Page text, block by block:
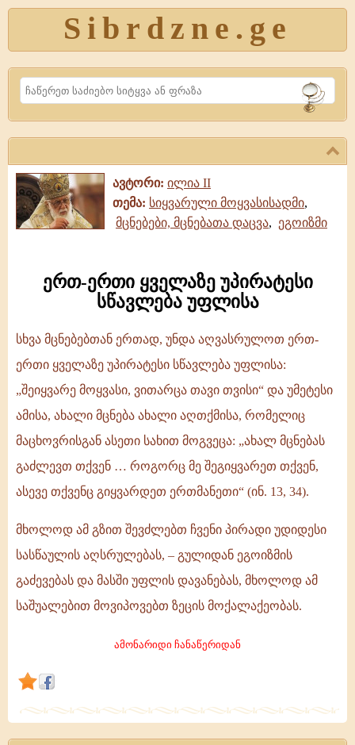
Sibrdzne.ge
Search
ავტორი: ილია II
თემა: სიყვარული მოყვასისადმი,
მცნებები, მცნებათა დაცვა, ეგოიზმი
ერთ-ერთი ყველაზე უპირატესი
სწავლება უფლისა
სხვა მცნებებთან ერთად, უნდა აღვასრულოთ ერთ-
ერთი ყველაზე უპირატესი სწავლება უფლისა:
„შეიყვარე მოყვასი, ვითარცა თავი თვისი“ და უმეტესი
ამისა, ახალი მცნება ახალი აღთქმისა, რომელიც
მაცხოვრისგან ასეთი სახით მოგვეცა: „ახალ მცნებას
გაძლევთ თქვენ … როგორც მე შეგიყვარეთ თქვენ,
ასევე თქვენც გიყვარდეთ ერთმანეთი“ (ინ. 13, 34).
მხოლოდ ამ გზით შევძლებთ ჩვენი პირადი უდიდესი
სასწაულის აღსრულებას, – გულიდან ეგოიზმის
გაძევებას და მასში უფლის დავანებას, მხოლოდ ამ
საშუალებით მოვიპოვებთ ზეცის მოქალაქეობას.
ამონარიდი ჩანაწერიდან